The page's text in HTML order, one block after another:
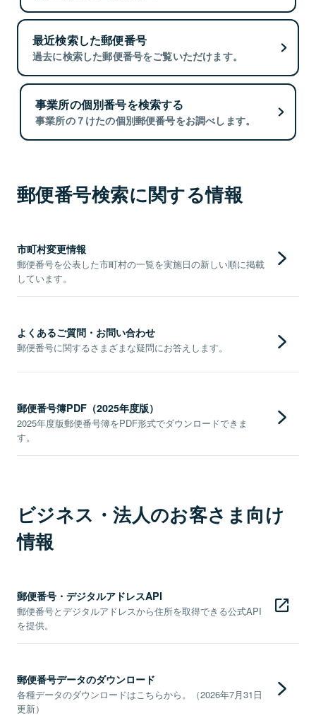
最近検索した郵便番号
過去に検索した郵便番号をご覧いただけます。
事業所の個別番号を検索する
事業所の７けたの個別郵便番号をお調べします。
郵便番号検索に関する情報
市町村変更情報
郵便番号を公表した市町村の一覧を実施日の新しい順に掲載
しています。
よくあるご質問・お問い合わせ
郵便番号に関するさまざまな疑問にお答えします。
郵便番号簿PDF（2025年度版）
2025年度版郵便番号簿をPDF形式でダウンロードできま
す。
ビジネス・法人のお客さま向け
情報
郵便番号・デジタルアドレスAPI
郵便番号とデジタルアドレスから住所を取得できる公式API
を提供。
郵便番号データのダウンロード
各種データのダウンロードはこちらから。（2026年7月31日
更新）